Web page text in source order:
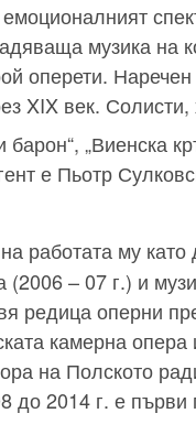
музика на
оперети. Наречен
XIX век.
„Виенска
е Пьотр
работата му като
(2006 – 07 г.) и
редица оперни
камерна опера
на Полското
до 2014 г. е първи